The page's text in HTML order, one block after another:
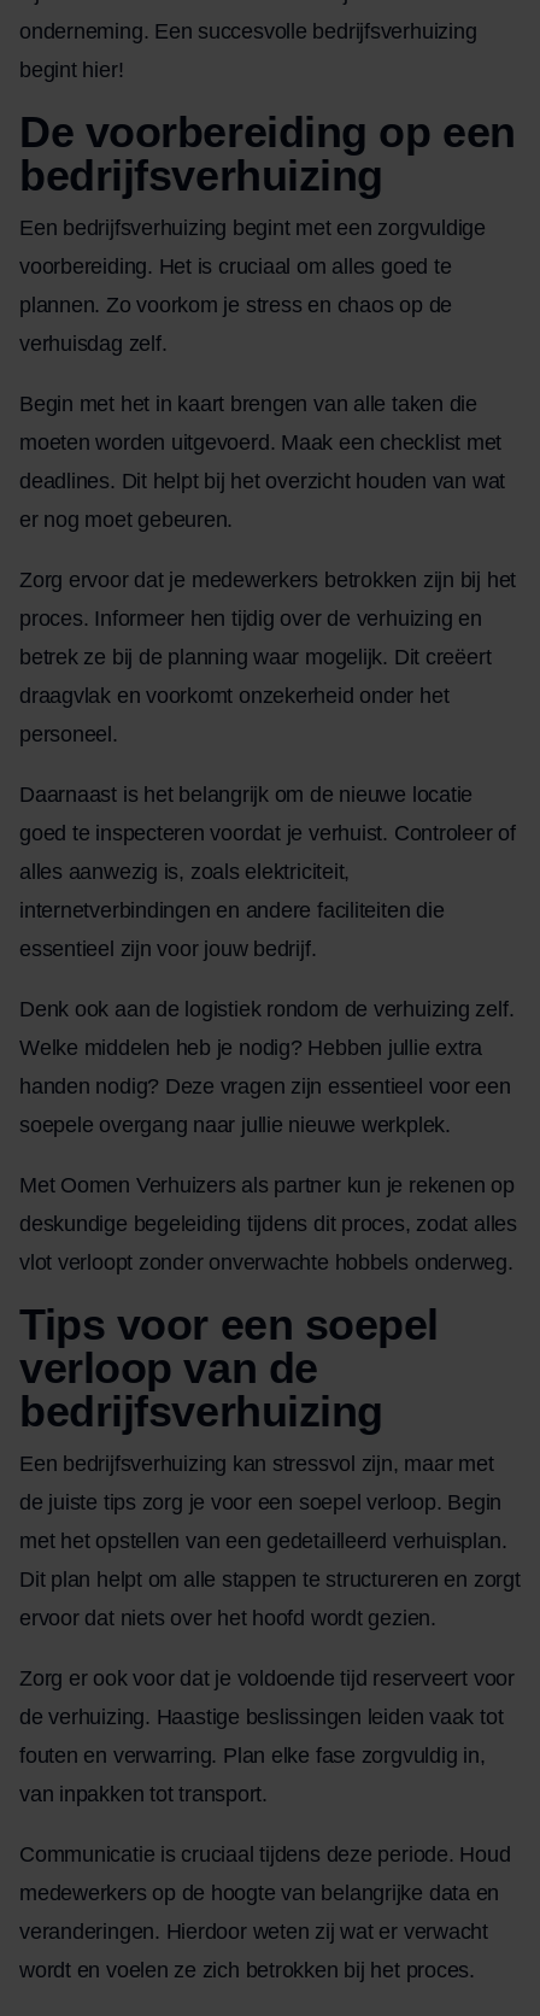
onderneming. Een succesvolle bedrijfsverhuizing
begint hier!
De voorbereiding op een
bedrijfsverhuizing
Een bedrijfsverhuizing begint met een zorgvuldige
voorbereiding. Het is cruciaal om alles goed te
plannen. Zo voorkom je stress en chaos op de
verhuisdag zelf.
Begin met het in kaart brengen van alle taken die
moeten worden uitgevoerd. Maak een checklist met
deadlines. Dit helpt bij het overzicht houden van wat
er nog moet gebeuren.
Zorg ervoor dat je medewerkers betrokken zijn bij het
proces. Informeer hen tijdig over de verhuizing en
betrek ze bij de planning waar mogelijk. Dit creëert
draagvlak en voorkomt onzekerheid onder het
personeel.
Daarnaast is het belangrijk om de nieuwe locatie
goed te inspecteren voordat je verhuist. Controleer of
alles aanwezig is, zoals elektriciteit,
internetverbindingen en andere faciliteiten die
essentieel zijn voor jouw bedrijf.
Denk ook aan de logistiek rondom de verhuizing zelf.
Welke middelen heb je nodig? Hebben jullie extra
handen nodig? Deze vragen zijn essentieel voor een
soepele overgang naar jullie nieuwe werkplek.
Met Oomen Verhuizers als partner kun je rekenen op
deskundige begeleiding tijdens dit proces, zodat alles
vlot verloopt zonder onverwachte hobbels onderweg.
Tips voor een soepel
verloop van de
bedrijfsverhuizing
Een bedrijfsverhuizing kan stressvol zijn, maar met
de juiste tips zorg je voor een soepel verloop. Begin
met het opstellen van een gedetailleerd verhuisplan.
Dit plan helpt om alle stappen te structureren en zorgt
ervoor dat niets over het hoofd wordt gezien.
Zorg er ook voor dat je voldoende tijd reserveert voor
de verhuizing. Haastige beslissingen leiden vaak tot
fouten en verwarring. Plan elke fase zorgvuldig in,
van inpakken tot transport.
Communicatie is cruciaal tijdens deze periode. Houd
medewerkers op de hoogte van belangrijke data en
veranderingen. Hierdoor weten zij wat er verwacht
wordt en voelen ze zich betrokken bij het proces.